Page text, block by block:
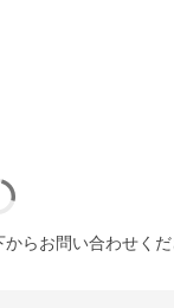
らお問い合わせくだ